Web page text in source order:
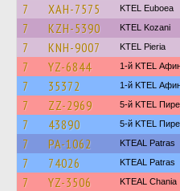
7 XAH-7575 ΚΤΕL Euboea
7 KZH-5390 ΚΤΕL Kozani
7 KNH-9007 KTEL Pieria
7 YZ-6844 1-й KTEL
7 35372 1-й KTEL
7 ZZ-2969 5-й KTEL
7 43890 5-й KTEL
7 PA-1062 KTEAL Patras
7 74026 KTEAL Patras
7 YZ-3506 KTEAL Chania